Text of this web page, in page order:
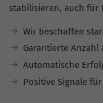
stabilisieren, auch für
Wir beschaffen
Garantierte Anzahl
Automatische
Positive Signale